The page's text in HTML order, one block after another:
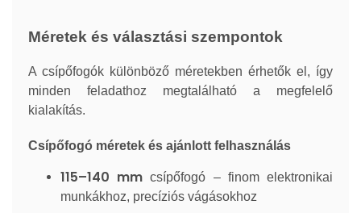
Méretek és választási szempontok
A csípőfogók különböző méretekben érhetők el, így
minden feladathoz megtalálható a megfelelő
kialakítás.
Csípőfogó méretek és ajánlott felhasználás
115–140 mm csípőfogó – finom elektronikai
munkákhoz, precíziós vágásokhoz